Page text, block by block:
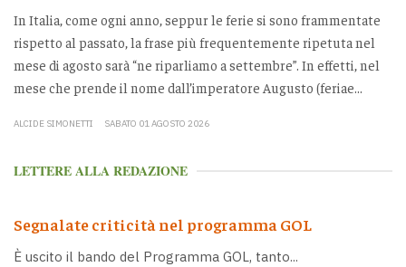
In Italia, come ogni anno, seppur le ferie si sono frammentate
rispetto al passato, la frase più frequentemente ripetuta nel
mese di agosto sarà “ne riparliamo a settembre”. In effetti, nel
mese che prende il nome dall’imperatore Augusto (feriae...
ALCIDE SIMONETTI SABATO 01 AGOSTO 2026
LETTERE ALLA REDAZIONE
Segnalate criticità nel programma GOL
È uscito il bando del Programma GOL, tanto...